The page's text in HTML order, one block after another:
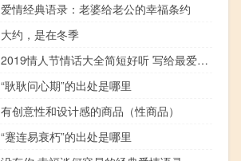
爱情经典语录：老婆给老公的幸福条约
大约，是在冬季
2019情人节情话大全简短好听 写给最爱的人的情人节蜜语
“耿耿问心期”的出处是哪里
有创意性和设计感的商品（性商品）
“蹇连易衰朽”的出处是哪里